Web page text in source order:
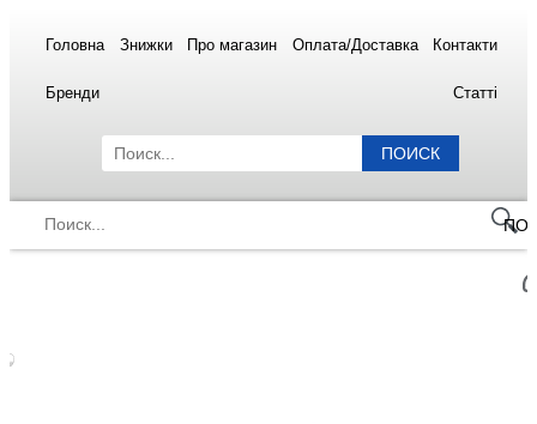
Головна Знижки Про магазин Оплата/Доставка Контакти
Бренди Статті
ПОИСК